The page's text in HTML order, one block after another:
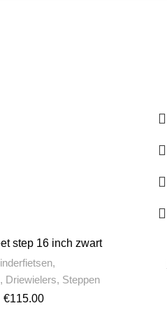
step 16 inch zwart
,
Driewielers, Steppen
€115.00